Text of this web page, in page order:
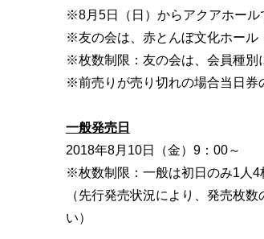
※8月5日（日）からアクアホール
※友の会は、赤とんぼ文化ホール
※枚数制限：友の会は、会員種別
※前売りが売り切れの場合当日券
一般発売日
2018年8月10日（金）9：00～
※枚数制限：一般は初日のみ1人4
（先行発売状況により、発売枚
い）